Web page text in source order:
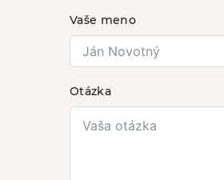
Vaše meno
Otázka